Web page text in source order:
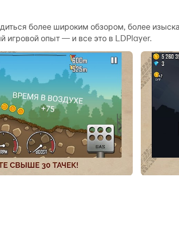
и изменения окружающей среды станут
соревнования и игровой
Climb Racing на своем компьютере прямо
куда ещё не ступало колесо машины.
округе!
подъёмов. Получайте призы за
Однако будьте осторожны — шея у Билла
более широким обзором, более
опыт — и все это в LDPlayer.